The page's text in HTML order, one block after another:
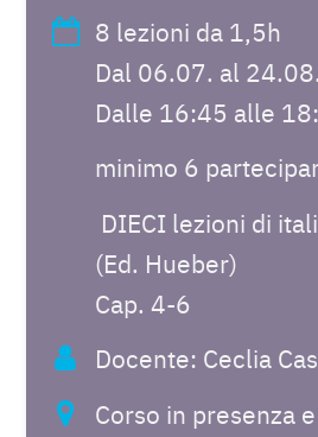
8 lezioni da 1,5h
Dal 06.07. al
Dalle 16:45 alle
minimo 6
DIECI lezioni di
(Ed. Hueber)
Cap. 4-6
Docente: Ceclia
Corso in presenza